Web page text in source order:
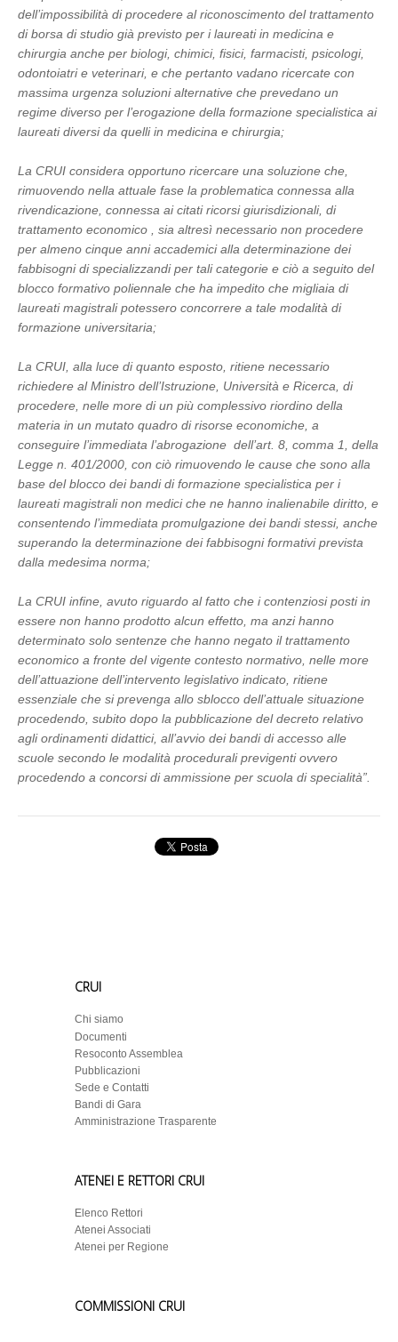
dell’impossibilità di procedere al riconoscimento del trattamento
di borsa di studio già previsto per i laureati in medicina e
chirurgia anche per biologi, chimici, fisici, farmacisti, psicologi,
odontoiatri e veterinari, e che pertanto vadano ricercate con
massima urgenza soluzioni alternative che prevedano un
regime diverso per l’erogazione della formazione specialistica ai
laureati diversi da quelli in medicina e chirurgia;
La CRUI considera opportuno ricercare una soluzione che,
rimuovendo nella attuale fase la problematica connessa alla
rivendicazione, connessa ai citati ricorsi giurisdizionali, di
trattamento economico , sia altresì necessario non procedere
per almeno cinque anni accademici alla determinazione dei
fabbisogni di specializzandi per tali categorie e ciò a seguito del
blocco formativo poliennale che ha impedito che migliaia di
laureati magistrali potessero concorrere a tale modalità di
formazione universitaria;
La CRUI, alla luce di quanto esposto, ritiene necessario
richiedere al Ministro dell’Istruzione, Università e Ricerca, di
procedere, nelle more di un più complessivo riordino della
materia in un mutato quadro di risorse economiche, a
conseguire l’immediata l’abrogazione dell’art. 8, comma 1, della
Legge n. 401/2000, con ciò rimuovendo le cause che sono alla
base del blocco dei bandi di formazione specialistica per i
laureati magistrali non medici che ne hanno inalienabile diritto, e
consentendo l’immediata promulgazione dei bandi stessi, anche
superando la determinazione dei fabbisogni formativi prevista
dalla medesima norma;
La CRUI infine, avuto riguardo al fatto che i contenziosi posti in
essere non hanno prodotto alcun effetto, ma anzi hanno
determinato solo sentenze che hanno negato il trattamento
economico a fronte del vigente contesto normativo, nelle more
dell’attuazione dell’intervento legislativo indicato, ritiene
essenziale che si prevenga allo sblocco dell’attuale situazione
procedendo, subito dopo la pubblicazione del decreto relativo
agli ordinamenti didattici, all’avvio dei bandi di accesso alle
scuole secondo le modalità procedurali previgenti ovvero
procedendo a concorsi di ammissione per scuola di specialità”.
CRUI
Chi siamo
Documenti
Resoconto Assemblea
Pubblicazioni
Sede e Contatti
Bandi di Gara
Amministrazione Trasparente
ATENEI E RETTORI CRUI
Elenco Rettori
Atenei Associati
Atenei per Regione
COMMISSIONI CRUI